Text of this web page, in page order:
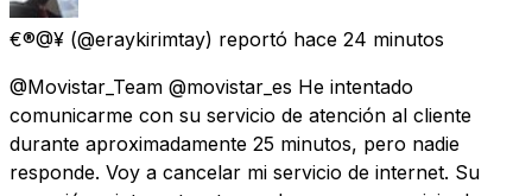
€®@¥ (@eraykirimtay) reportó hace 24 minutos
@Movistar_Team @movistar_es He intentado
comunicarme con su servicio de atención al cliente
durante aproximadamente 25 minutos, pero nadie
responde. Voy a cancelar mi servicio de internet. Su